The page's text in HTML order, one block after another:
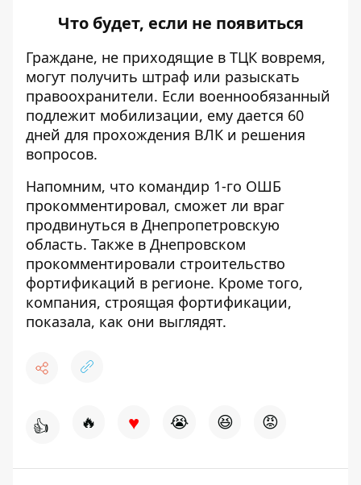
Что будет, если не появиться
Граждане, не приходящие в ТЦК вовремя,
могут получить штраф или разыскать
правоохранители. Если военнообязанный
подлежит мобилизации, ему дается 60
дней для прохождения ВЛК и решения
вопросов.
Напомним, что командир 1-го ОШБ
прокомментировал, сможет ли враг
продвинуться в Днепропетровскую
область. Также в Днепровском
прокомментировали строительство
фортификаций в регионе. Кроме того,
компания, строящая фортификации,
показала, как они выглядят.
👍 🔥 ♥ 😭 😆 😡